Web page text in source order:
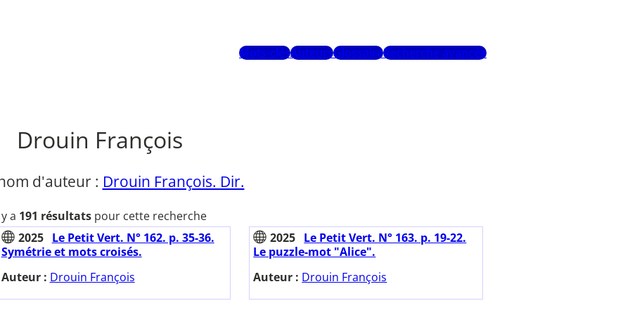
Mots-clésAuteursGlossaireRecherche avancée
Drouin François
d'auteur : Drouin François. Dir.
a 191 résultats pour cette recherche
2025
Le Petit Vert. N° 162. p. 35-36.
Symétrie et mots croisés.
Auteur : Drouin François
2025 Le Petit Vert. N° 163. p. 19-22.
Le puzzle-mot "Alice".
Auteur : Drouin François